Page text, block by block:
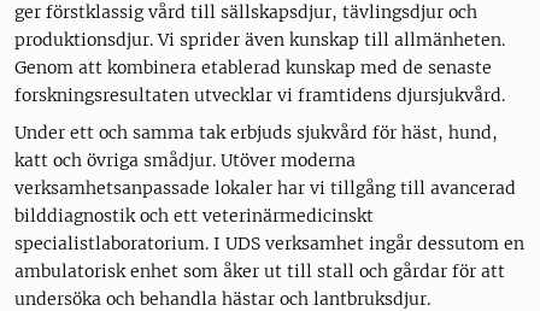
ger förstklassig vård till sällskapsdjur, tävlingsdjur och
produktionsdjur. Vi sprider även kunskap till allmänheten.
Genom att kombinera etablerad kunskap med de senaste
forskningsresultaten utvecklar vi framtidens djursjukvård.
Under ett och samma tak erbjuds sjukvård för häst, hund,
katt och övriga smådjur. Utöver moderna
verksamhetsanpassade lokaler har vi tillgång till avancerad
bilddiagnostik och ett veterinärmedicinskt
specialistlaboratorium. I UDS verksamhet ingår dessutom en
ambulatorisk enhet som åker ut till stall och gårdar för att
undersöka och behandla hästar och lantbruksdjur.